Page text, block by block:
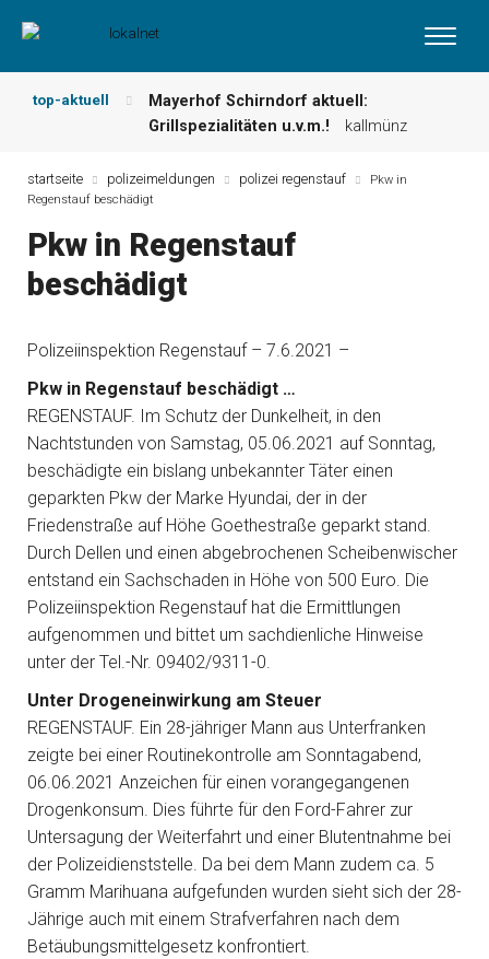
top-aktuell
Mayerhof Schirndorf aktuell:
Grillspezialitäten u.v.m.!
kallmünz
und mehr … burglengenfeld
Der „deutsche Michel“ muss nun
leserbriefe
Maxhütter Fischladen: Unser aktuelles
Angebot …
Region!
angebote vor ort | anzeige
Metzgerei Hummel: Aktuelles
Wochenangebot!
startseite polizeimeldungen polizei regenstauf
Pkw in
Regenstauf beschädigt
Pkw in Regenstauf
beschädigt
Polizeiinspektion Regenstauf – 7.6.2021 –
Pkw in Regenstauf beschädigt …
REGENSTAUF. Im Schutz der Dunkelheit, in den
Nachtstunden von Samstag, 05.06.2021 auf Sonntag,
beschädigte ein bislang unbekannter Täter einen
geparkten Pkw der Marke Hyundai, der in der
Friedenstraße auf Höhe Goethestraße geparkt stand.
Durch Dellen und einen abgebrochenen Scheibenwischer
entstand ein Sachschaden in Höhe von 500 Euro. Die
Polizeiinspektion Regenstauf hat die Ermittlungen
aufgenommen und bittet um sachdienliche Hinweise
unter der Tel.-Nr. 09402/9311-0.
Unter Drogeneinwirkung am Steuer
REGENSTAUF. Ein 28-jähriger Mann aus Unterfranken
zeigte bei einer Routinekontrolle am Sonntagabend,
06.06.2021 Anzeichen für einen vorangegangenen
Drogenkonsum. Dies führte für den Ford-Fahrer zur
Untersagung der Weiterfahrt und einer Blutentnahme bei
der Polizeidienststelle. Da bei dem Mann zudem ca. 5
Gramm Marihuana aufgefunden wurden sieht sich der 28-
Jährige auch mit einem Strafverfahren nach dem
Betäubungsmittelgesetz konfrontiert.